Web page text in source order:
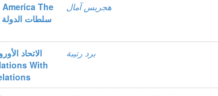
The
هجريس آمال
الاتحاد
برد رتيبة